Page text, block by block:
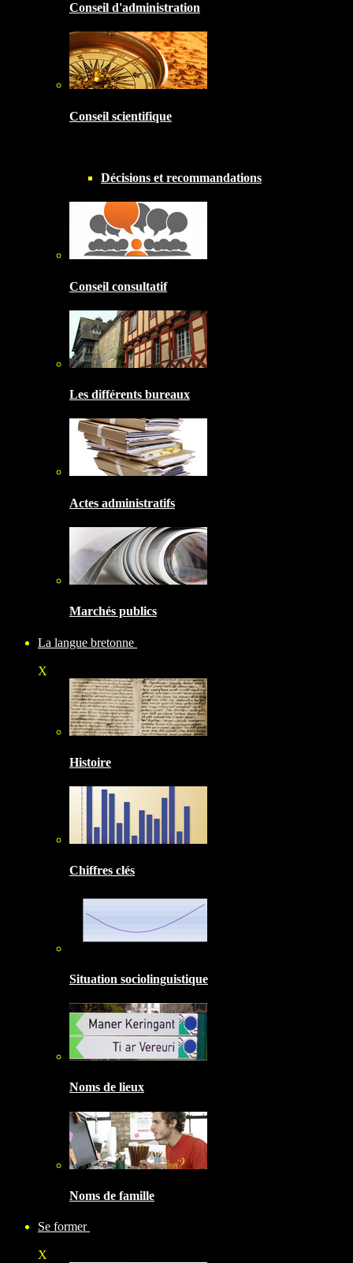
Conseil d'administration
Conseil scientifique
Décisions et recommandations
Conseil consultatif
Les différents bureaux
Actes administratifs
Marchés publics
La langue bretonne
X
Histoire
Chiffres clés
Situation sociolinguistique
Noms de lieux
Noms de famille
Se former
X